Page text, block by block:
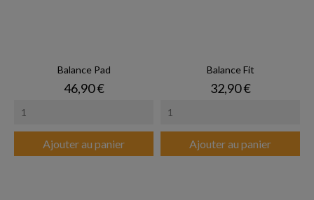
Balance Pad
Prix
46,90 €
Ajouter au panier
Balance Fit
Prix
32,90 €
Ajouter au panier